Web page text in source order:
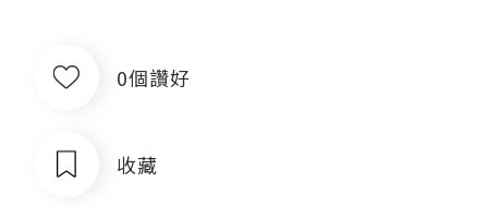
0個讚好
收藏